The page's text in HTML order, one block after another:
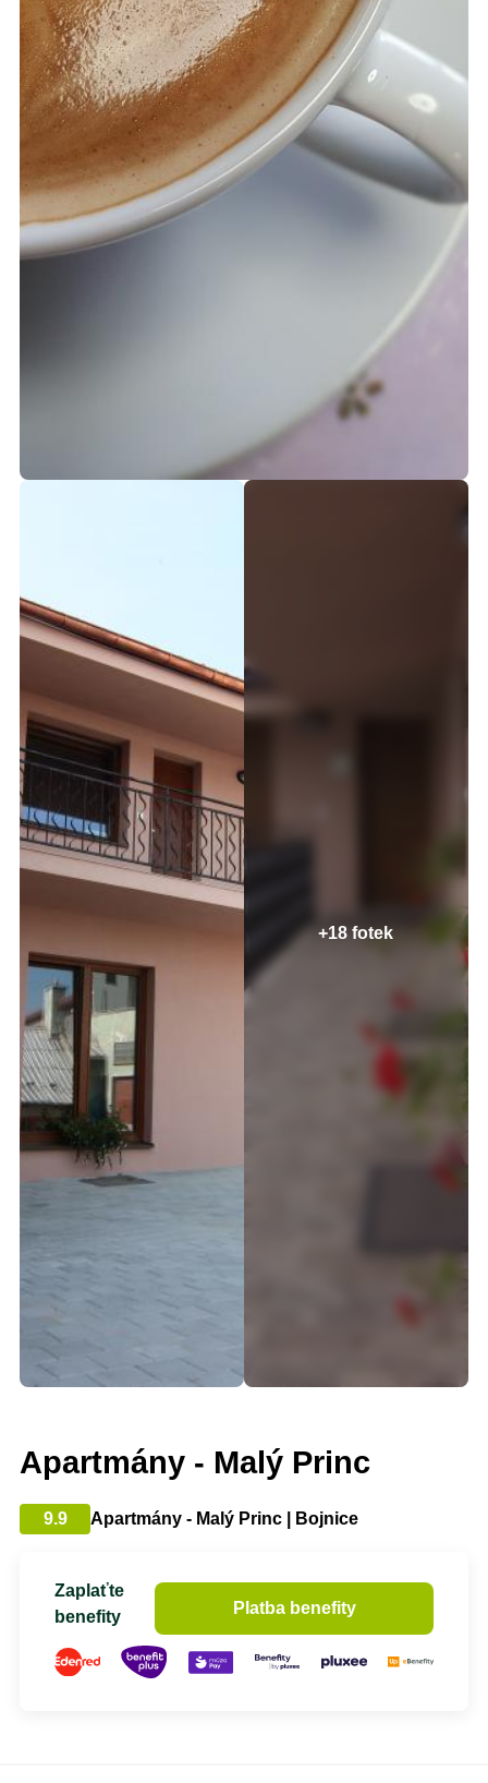
+18 fotek
Apartmány - Malý Princ
9.9 Apartmány - Malý Princ | Bojnice
Zaplaťte
benefity
Platba benefity